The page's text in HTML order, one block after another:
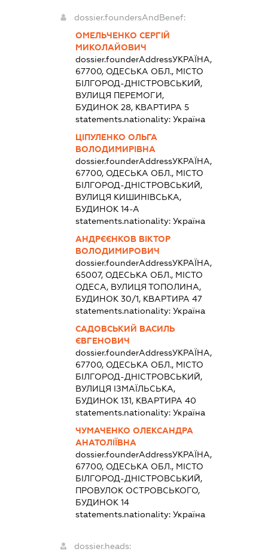
dossier.foundersAndBenef:
ОМЕЛЬЧЕНКО СЕРГІЙ
МИКОЛАЙОВИЧ
dossier.founderAddressУКРАЇНА,
67700, ОДЕСЬКА ОБЛ., МІСТО
БІЛГОРОД-ДНІСТРОВСЬКИЙ,
ВУЛИЦЯ ПЕРЕМОГИ,
БУДИНОК 28, КВАРТИРА 5
statements.nationality:Україна
ЦІПУЛЕНКО ОЛЬГА
ВОЛОДИМИРІВНА
dossier.founderAddressУКРАЇНА,
67700, ОДЕСЬКА ОБЛ., МІСТО
БІЛГОРОД-ДНІСТРОВСЬКИЙ,
ВУЛИЦЯ КИШИНІВСЬКА,
БУДИНОК 14-А
statements.nationality:Україна
АНДРЄЄНКОВ ВІКТОР
ВОЛОДИМИРОВИЧ
dossier.founderAddressУКРАЇНА,
65007, ОДЕСЬКА ОБЛ., МІСТО
ОДЕСА, ВУЛИЦЯ ТОПОЛИНА,
БУДИНОК 30/1, КВАРТИРА 47
statements.nationality:Україна
САДОВСЬКИЙ ВАСИЛЬ
ЄВГЕНОВИЧ
dossier.founderAddressУКРАЇНА,
67700, ОДЕСЬКА ОБЛ., МІСТО
БІЛГОРОД-ДНІСТРОВСЬКИЙ,
ВУЛИЦЯ ІЗМАЇЛЬСЬКА,
БУДИНОК 131, КВАРТИРА 40
statements.nationality:Україна
ЧУМАЧЕНКО ОЛЕКСАНДРА
АНАТОЛІЇВНА
dossier.founderAddressУКРАЇНА,
67700, ОДЕСЬКА ОБЛ., МІСТО
БІЛГОРОД-ДНІСТРОВСЬКИЙ,
ПРОВУЛОК ОСТРОВСЬКОГО,
БУДИНОК 14
statements.nationality:Україна
dossier.heads: